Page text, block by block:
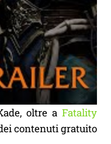
oltre a Fatality
contenuti gratuito